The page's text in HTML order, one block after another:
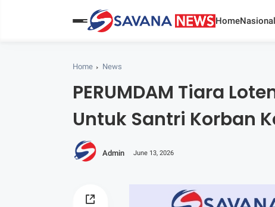
HomeNasional
Home News
PERUMDAM Tiara
Untuk Santri Korban
Admin June 13, 2026